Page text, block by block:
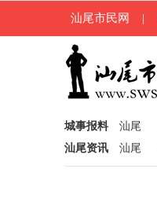
汕尾市民网 |
城事报料 汕尾
汕尾资讯
汕尾